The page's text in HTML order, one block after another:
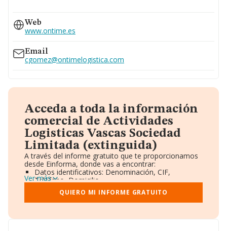
944409253
913335298
902110335
Web
www.ontime.es
Email
cgomez@ontimelogistica.com
Acceda a toda la información
comercial de Actividades
Logisticas Vascas Sociedad
Limitada (extinguida)
A través del informe gratuito que te proporcionamos
desde Einforma, donde vas a encontrar:
Datos identificativos: Denominación, CIF,
Teléfono, Domicilio.
Informe Mercantil Completo (BORME).
Gráficos de Evolución Ventas y Empleados.
Consejo de Administración y Administradores.
Accionistas.
Ver más
QUIERO MI INFORME GRATUITO